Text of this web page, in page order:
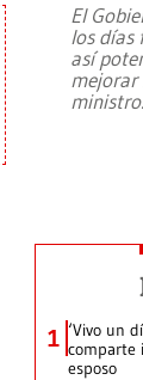
El
los días
así
ministro
1 ‘Vivo un
comparte
esposo